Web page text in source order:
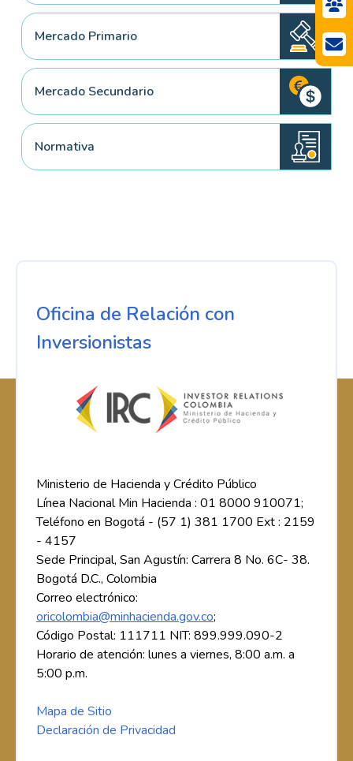
Mercado Primario
Mercado Secundario
Normativa
Oficina de Relación con
Inversionistas
Ministerio de Hacienda y Crédito Público
Línea Nacional Min Hacienda : 01 8000 910071;
Teléfono en Bogotá - (57 1) 381 1700 Ext : 2159
- 4157
Sede Principal, San Agustín: Carrera 8 No. 6C- 38.
Bogotá D.C., Colombia
Correo electrónico:
oricolombia@minhacienda.gov.co;
Código Postal: 111711 NIT: 899.999.090-2
Horario de atención: lunes a viernes, 8:00 a.m. a
5:00 p.m.
Mapa de Sitio
Declaración de Privacidad